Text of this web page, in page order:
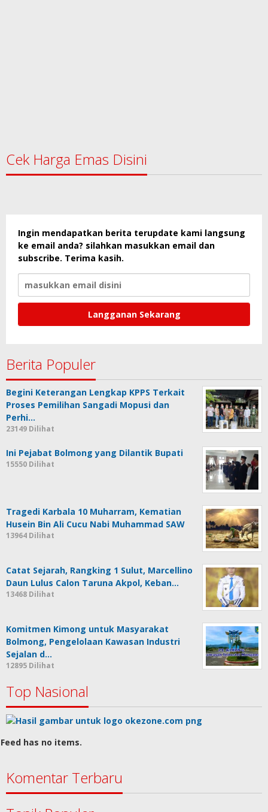
Cek Harga Emas Disini
Ingin mendapatkan berita terupdate kami langsung
ke email anda? silahkan masukkan email dan
subscribe. Terima kasih.
Berita Populer
Begini Keterangan Lengkap KPPS Terkait
Proses Pemilihan Sangadi Mopusi dan
Perhi…
23149 Dilihat
Ini Pejabat Bolmong yang Dilantik Bupati
15550 Dilihat
Tragedi Karbala 10 Muharram, Kematian
Husein Bin Ali Cucu Nabi Muhammad SAW
13964 Dilihat
Catat Sejarah, Rangking 1 Sulut, Marcellino
Daun Lulus Calon Taruna Akpol, Keban…
13468 Dilihat
Komitmen Kimong untuk Masyarakat
Bolmong, Pengelolaan Kawasan Industri
Sejalan d…
12895 Dilihat
Top Nasional
Feed has no items.
Komentar Terbaru